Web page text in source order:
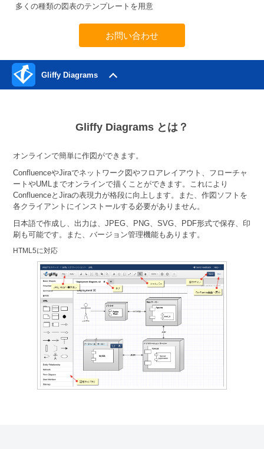
多くの種類の図表のテンプレートを用意
お問い合わせ
Gliffy Diagrams
Gliffy Diagrams とは？
オンラインで簡単に作図ができます。
ConfluenceやJiraでネットワーク図やフロアレイアウト、フローチャ
ートやUMLまでオンラインで描くことができます。これにより
ConfluenceとJiraの表現力が格段に向上します。また、作図ソフトを
各クライアントにインストールする必要がありません。
日本語で作成し、出力は、JPEG、PNG、SVG、PDF形式で保存、印
刷も可能です。また、バージョン管理機能もあります。
HTML5に対応